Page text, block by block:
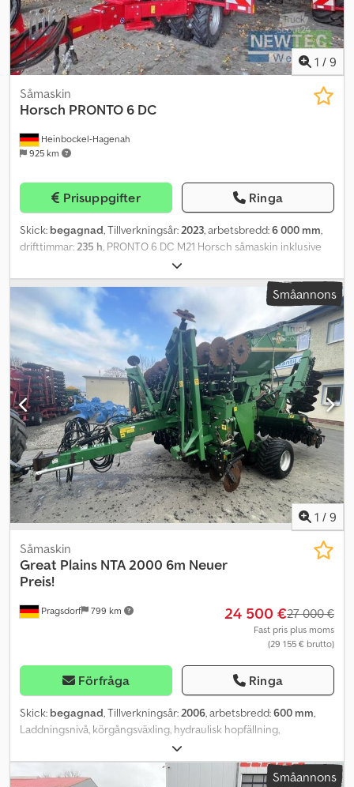
1 / 9
Heinbockel-Hagenah
925 km
Såmaskin
Horsch PRONTO 6 DC
Prisuppgifter Ringa
Skick: begagnad, Tillverkningsår:2023, arbetsbredd:6 000 mm,
drifttimmar:235 h, PRONTO 6 DC M21 Horsch såmaskin inklusive
ISOBUS-utrustning Spårrivare Däckpackare Ø 85 cm - 7.50-18 AS
40 TurboDisc såjärn med harv DiscSystem, tvåradigt med 46 cm
diameter Anordning för dragkrok Belysning 8 extra FGS-klaffar 4x
sensor för kontroll av utsädesflöde Ø 32 mm DJ
Utsädesflödeskontroll, torn 2 Hydrauliskt driven fläkt Spårrivare
Föresådd, 1 sats Enkeltankmodell (4 000 liters tank) Pneumatiskt
bromssystem, 40 km/h HSA dubbeldoseringsenhet och
dubbeltornvariant, enkeltank Spårvidgare, tvåradigt 8 x Ø 46
HorschConnect Dinkelutrustning, pneumatisk WorkLight Pro
(inklusive LED-handlampa) Delar för godkännande för vägtrafik
Första användningen Mellanaxelpackare Codpfxsx R Nlke Ap Ieha
Sidopackare Frakt Spårvidgare
Småannons
1 / 9
Pragsdorf 799 km
Såmaskin
Great Plains NTA 2000 6m Neuer
Preis!
24 500 €27 000 €
Fast pris plus moms
(29 155 € brutto)
Förfråga Ringa
Skick: begagnad, Tillverkningsår:2006, arbetsbredd:600 mm,
Laddningsnivå, körgångsväxling, hydraulisk hopfällning,
pneumatiskt, spårmarkör, harv_____2-radigt DiscSystem, fjädrad,
chassi med dubbelharv, tryckrullar, belysning / varningsskyltar, K80,
lagerort: 17094 Pragsdorf. Codsv D Ak Ijpfx Ap Ieha
Småannons